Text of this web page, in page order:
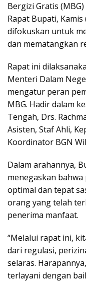
Bergizi Gratis
Rapat Bupati,
difokuskan untuk
dan mematangkan
Rapat ini
Menteri Dalam
mengatur peran
MBG. Hadir dalam
Tengah, Drs.
Asisten, Staf Ahli,
Koordinator BGN
Dalam arahannya,
menegaskan
optimal dan tepat
orang yang telah
penerima manfaat.
“Melalui rapat ini,
dari regulasi,
selaras.
terlayani dengan